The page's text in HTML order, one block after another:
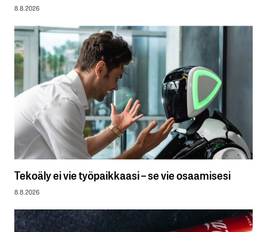
8.8.2026
Tekoäly ei vie työpaikkaasi – se vie osaamisesi
8.8.2026